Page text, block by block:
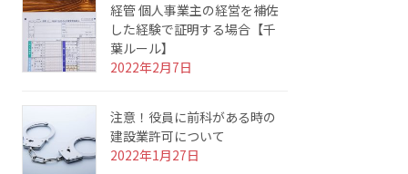
経管 個人事業主の経営を補佐
した経験で証明する場合【千
葉ルール】
2022年2月7日
注意！役員に前科がある時の
建設業許可について
2022年1月27日